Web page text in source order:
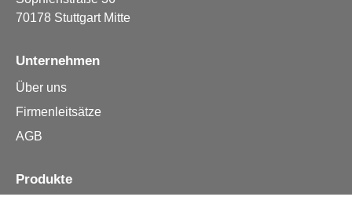
70178 Stuttgart Mitte
Unternehmen
Über uns
Firmenleitsätze
AGB
Produkte